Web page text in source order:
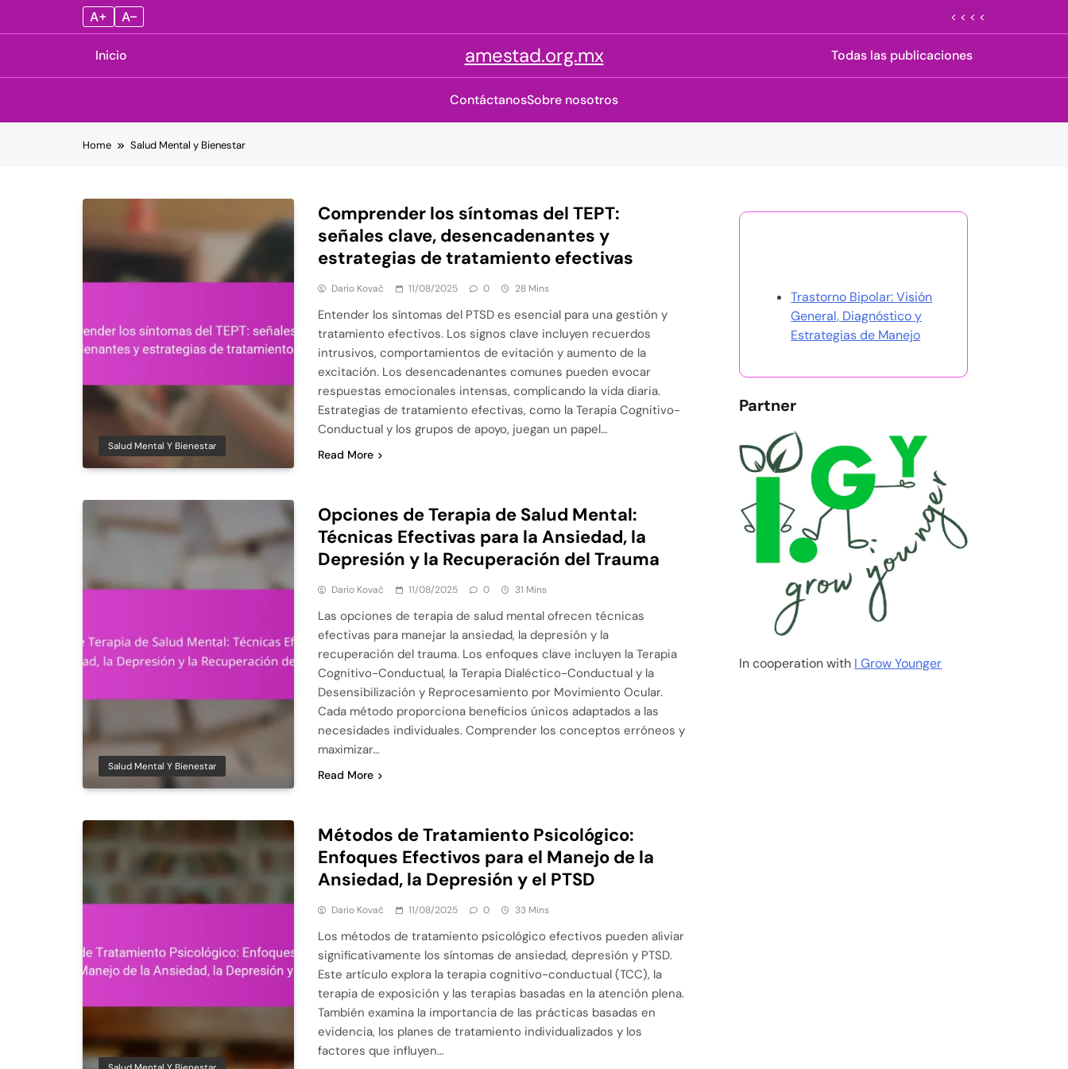
A+ A– < < < <
Inicio amestad.org.mx Todas las publicaciones
ContáctanosSobre nosotros
Home Salud Mental y Bienestar
Salud Mental Y Bienestar
Comprender los síntomas del TEPT:
señales clave, desencadenantes y
estrategias de tratamiento efectivas
Dario Kovač 11/08/2025 0 28 Mins
Entender los síntomas del PTSD es esencial para una gestión y
tratamiento efectivos. Los signos clave incluyen recuerdos
intrusivos, comportamientos de evitación y aumento de la
excitación. Los desencadenantes comunes pueden evocar
respuestas emocionales intensas, complicando la vida diaria.
Estrategias de tratamiento efectivas, como la Terapia Cognitivo-
Conductual y los grupos de apoyo, juegan un papel…
Read More
Salud Mental Y Bienestar
Opciones de Terapia de Salud Mental:
Técnicas Efectivas para la Ansiedad, la
Depresión y la Recuperación del Trauma
Dario Kovač 11/08/2025 0 31 Mins
Las opciones de terapia de salud mental ofrecen técnicas
efectivas para manejar la ansiedad, la depresión y la
recuperación del trauma. Los enfoques clave incluyen la Terapia
Cognitivo-Conductual, la Terapia Dialéctico-Conductual y la
Desensibilización y Reprocesamiento por Movimiento Ocular.
Cada método proporciona beneficios únicos adaptados a las
necesidades individuales. Comprender los conceptos erróneos y
maximizar…
Read More
Métodos de Tratamiento Psicológico:
Enfoques Efectivos para el Manejo de la
Ansiedad, la Depresión y el PTSD
Dario Kovač 11/08/2025 0 33 Mins
Los métodos de tratamiento psicológico efectivos pueden aliviar
significativamente los síntomas de ansiedad, depresión y PTSD.
Este artículo explora la terapia cognitivo-conductual (TCC), la
terapia de exposición y las terapias basadas en la atención plena.
También examina la importancia de las prácticas basadas en
evidencia, los planes de tratamiento individualizados y los
factores que influyen…
Trastorno Bipolar: Visión
General, Diagnóstico y
Estrategias de Manejo
Partner
In cooperation with I Grow Younger